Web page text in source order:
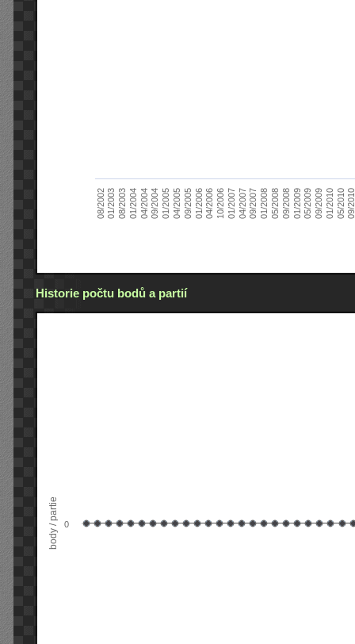
08/200201/200308/200301/200404/200409/200401/200504/200509/200501/200604/200610/200601/200704/200709/200701/200805/200809/200801/200905/200909/200901/201005/201009/
Historie počtu bodů a partií
body / partie 0